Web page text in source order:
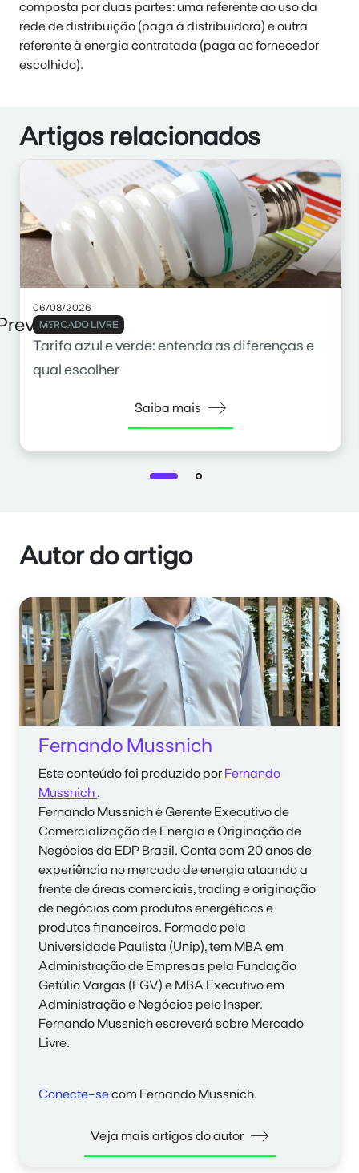
composta por duas partes: uma referente ao uso da
rede de distribuição (paga à distribuidora) e outra
referente à energia contratada (paga ao fornecedor
escolhido).
Artigos relacionados
06/08/2026
MERCADO LIVRE
Tarifa azul e verde: entenda as diferenças e
qual escolher
Saiba mais
Autor do artigo
Fernando Mussnich
Este conteúdo foi produzido por Fernando
Mussnich .
Fernando Mussniché Gerente Executivo de
Comercialização de Energia e Originação de
Negócios da EDP Brasil. Conta com 20 anos de
experiência no mercado de energia atuando a
frente de áreas comerciais, trading e originação
de negócios com produtos energéticos e
produtos financeiros. Formado pela
Universidade Paulista (Unip), tem MBA em
Administração de Empresas pela Fundação
Getúlio Vargas (FGV) e MBA Executivo em
Administração e Negócios pelo Insper.
Fernando Mussnichescreverá sobre Mercado
Livre.
Conecte-secom Fernando Mussnich.
Veja mais artigos do autor